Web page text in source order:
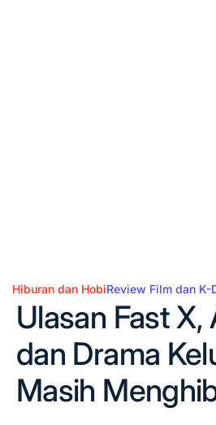
Posted
Hiburan dan HobiReview Film dan K-
Ulasan Fast X,
dan Drama
Masih